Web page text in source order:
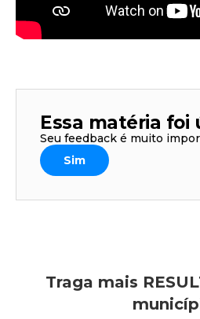
Essa matéria foi
Seu feedback é muito
Sim
Traga mais